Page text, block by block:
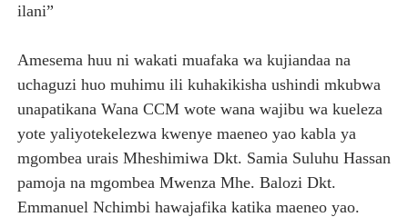
ilani”
Amesema huu ni wakati muafaka wa kujiandaa na
uchaguzi huo muhimu ili kuhakikisha ushindi mkubwa
unapatikana Wana CCM wote wana wajibu wa kueleza
yote yaliyotekelezwa kwenye maeneo yao kabla ya
mgombea urais Mheshimiwa Dkt. Samia Suluhu Hassan
pamoja na mgombea Mwenza Mhe. Balozi Dkt.
Emmanuel Nchimbi hawajafika katika maeneo yao.